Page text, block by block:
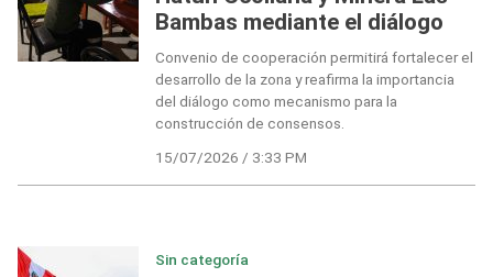
Bambas mediante el diálogo
Convenio de cooperación permitirá fortalecer el
desarrollo de la zona y reafirma la importancia
del diálogo como mecanismo para la
construcción de consensos.
15/07/2026 / 3:33 PM
Sin categoría